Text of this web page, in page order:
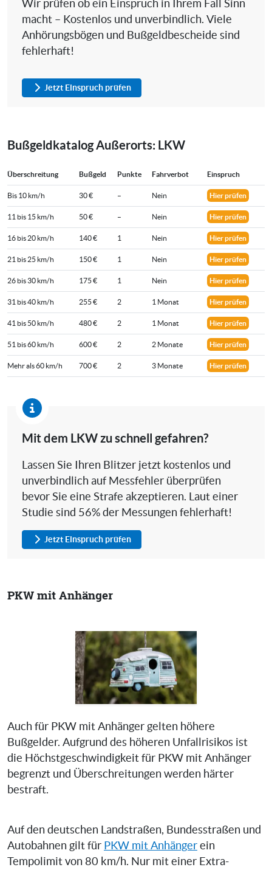
Wir prüfen ob ein Einspruch in Ihrem Fall Sinn
macht – Kostenlos und unverbindlich. Viele
Anhörungsbögen und Bußgeldbescheide sind
fehlerhaft!
Jetzt Einspruch prüfen
Bußgeldkatalog Außerorts: LKW
Überschreitung Bußgeld Punkte Fahrverbot Einspruch
Bis 10 km/h 30 € – Nein Hier prüfen
11 bis 15 km/h 50 € – Nein Hier prüfen
16 bis 20 km/h 140 € 1 Nein Hier prüfen
21 bis 25 km/h 150 € 1 Nein Hier prüfen
26 bis 30 km/h 175 € 1 Nein Hier prüfen
31 bis 40 km/h 255 € 2 1 Monat Hier prüfen
41 bis 50 km/h 480 € 2 1 Monat Hier prüfen
51 bis 60 km/h 600 € 2 2 Monate Hier prüfen
Mehr als 60 km/h 700 € 2 3 Monate Hier prüfen
Mit dem LKW zu schnell gefahren?
Lassen Sie Ihren Blitzer jetzt kostenlos und
unverbindlich auf Messfehler überprüfen
bevor Sie eine Strafe akzeptieren. Laut einer
Studie sind 56% der Messungen fehlerhaft!
Jetzt Einspruch prüfen
PKW mit Anhänger
Auch für PKW mit Anhänger gelten höhere
Bußgelder. Aufgrund des höheren Unfallrisikos ist
die Höchstgeschwindigkeit für PKW mit Anhänger
begrenzt und Überschreitungen werden härter
bestraft.
Auf den deutschen Landstraßen, Bundesstraßen und
Autobahnen gilt für PKW mit Anhänger ein
Tempolimit von 80 km/h. Nur mit einer Extra-